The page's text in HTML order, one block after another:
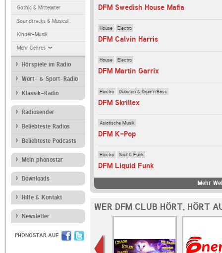
Gothic & Mittelalter
Soundtracks & Musical
Kinder-Musik
Mehr Genres
Hörspiele im Radio
Wort- & Sport-Radio
Klassik-Radio
Radiosender
Beliebteste Radios
Beliebteste Podcasts
Mein phonostar
Downloads
Hilfe & Kontakt
Newsletter
PHONOSTAR AUF
DFM Swedish House Mafia
House Electro
DFM Calvin Harris
House Electro
DFM Martin Garrix
Electro Dubstep & Drum'n'Bass
DFM Skrillex
Asiatische Musik
DFM K-Pop
Electro Soul & Funk
DFM Liquid Funk
Mehr
WER DFM CLUB HÖRT, HÖRT